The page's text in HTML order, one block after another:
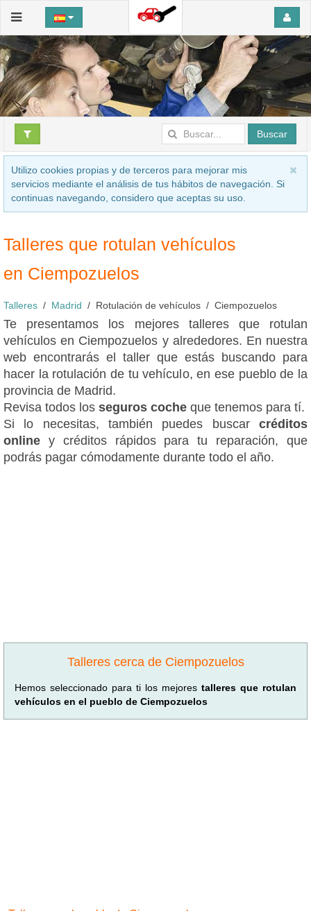
Buscar
Utilizo cookies propias y de terceros para mejorar mis
servicios mediante el análisis de tus hábitos de navegación. Si
continuas navegando, considero que aceptas su uso.
Talleres que rotulan vehículos
en Ciempozuelos
Talleres Madrid Rotulación de vehículos Ciempozuelos
Te presentamos los mejores talleres que rotulan
vehículos en Ciempozuelos y alrededores. En nuestra
web encontrarás el taller que estás buscando para
hacer la rotulación de tu vehículo, en ese pueblo de la
provincia de Madrid.
Revisa todos los seguros coche que tenemos para tí.
Si lo necesitas, también puedes buscar créditos
online y créditos rápidos para tu reparación, que
podrás pagar cómodamente durante todo el año.
Talleres cerca de Ciempozuelos
Hemos seleccionado para ti los mejores talleres que rotulan
vehículos en el pueblo de Ciempozuelos